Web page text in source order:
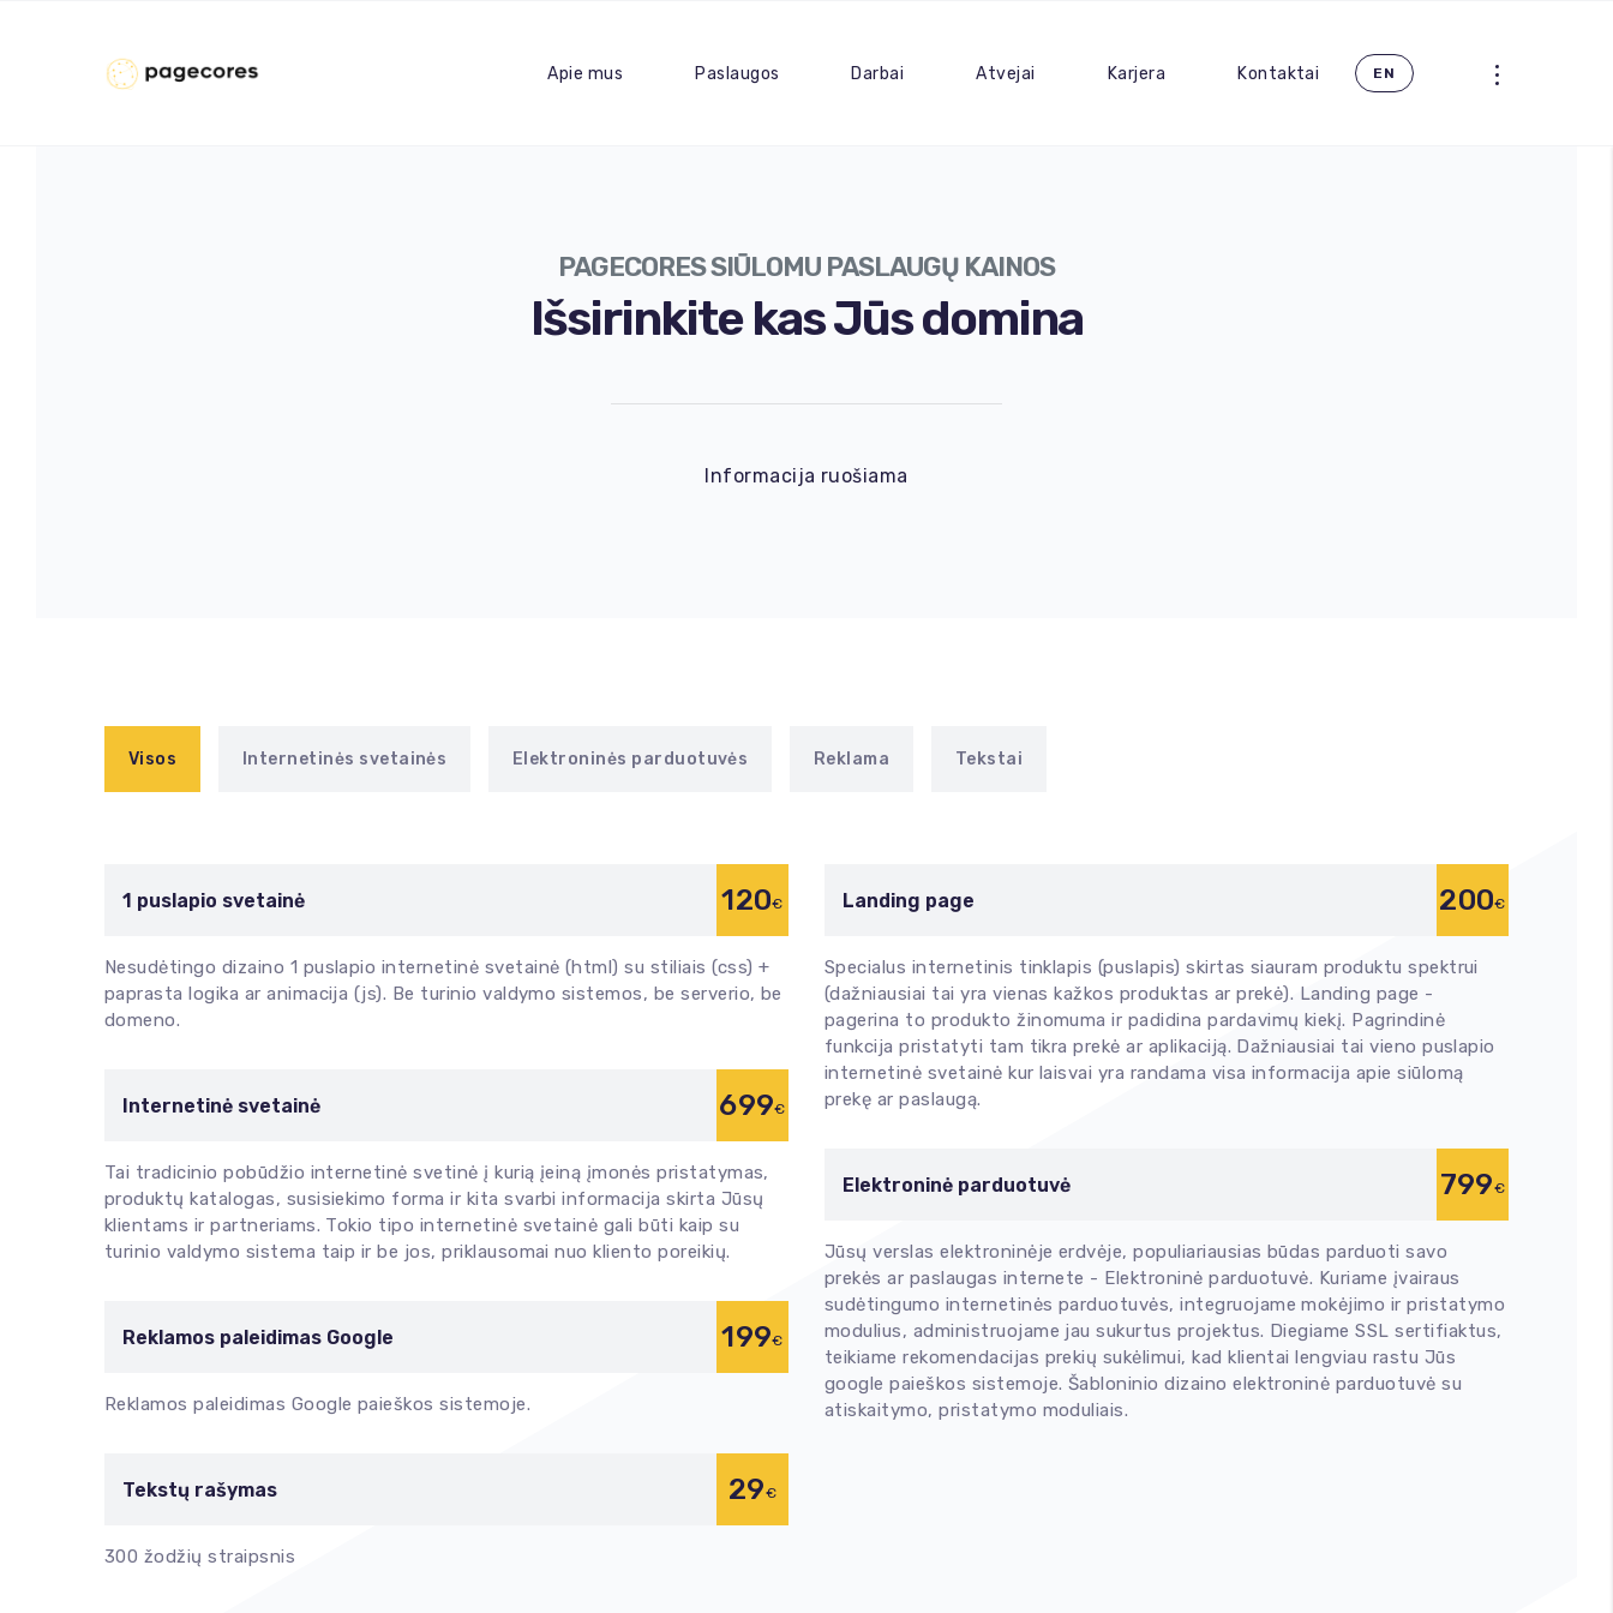
Apie mus Paslaugos Darbai Atvejai Karjera Kontaktai EN
PAGECORES SIŪLOMU PASLAUGŲ KAINOS
Išsirinkite kas Jūs domina
Informacija ruošiama
Visos Internetinės svetainės Elektroninės parduotuvės Reklama Tekstai
1 puslapio svetainė 120€
Nesudėtingo dizaino 1 puslapio internetinė svetainė (html) su stiliais (css) +
paprasta logika ar animacija (js). Be turinio valdymo sistemos, be serverio, be
domeno.
Landing page 200€
Specialus internetinis tinklapis (puslapis) skirtas siauram produktu spektrui
(dažniausiai tai yra vienas kažkos produktas ar prekė). Landing page -
pagerina to produkto žinomuma ir padidina pardavimų kiekį. Pagrindinė
funkcija pristatyti tam tikra prekė ar aplikaciją. Dažniausiai tai vieno puslapio
internetinė svetainė kur laisvai yra randama visa informacija apie siūlomą
prekę ar paslaugą.
Internetinė svetainė 699€
Tai tradicinio pobūdžio internetinė svetinė į kurią įeiną įmonės pristatymas,
produktų katalogas, susisiekimo forma ir kita svarbi informacija skirta Jūsų
klientams ir partneriams. Tokio tipo internetinė svetainė gali būti kaip su
turinio valdymo sistema taip ir be jos, priklausomai nuo kliento poreikių.
Elektroninė parduotuvė 799€
Jūsų verslas elektroninėje erdvėje, populiariausias būdas parduoti savo
prekės ar paslaugas internete - Elektroninė parduotuvė. Kuriame įvairaus
sudėtingumo internetinės parduotuvės, integruojame mokėjimo ir pristatymo
modulius, administruojame jau sukurtus projektus. Diegiame SSL sertifiaktus,
teikiame rekomendacijas prekių sukėlimui, kad klientai lengviau rastu Jūs
google paieškos sistemoje. Šabloninio dizaino elektroninė parduotuvė su
atiskaitymo, pristatymo moduliais.
Reklamos paleidimas Google 199€
Reklamos paleidimas Google paieškos sistemoje.
Tekstų rašymas 29€
300 žodžių straipsnis